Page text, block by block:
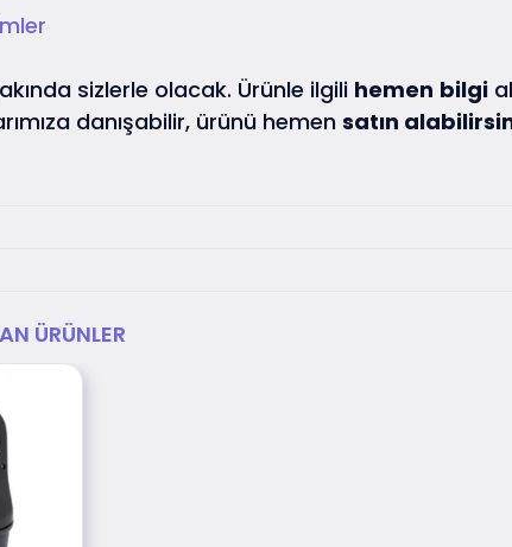
sizlerle olacak. Ürünle ilgili hemen bilgi
danışabilir, ürünü hemen satın
ÜRÜNLER